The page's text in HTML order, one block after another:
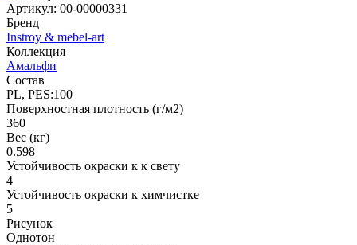
Артикул: 00-00000331
Бренд
Instroy & mebel-art
Коллекция
Амальфи
Состав
PL, PES:100
Поверхностная плотность (г/м2)
360
Вес (кг)
0.598
Устойчивость окраски к к свету
4
Устойчивость окраски к химчистке
5
Рисунок
Однотон